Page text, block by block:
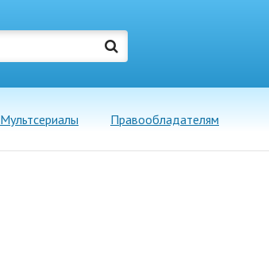
Мультсериалы Правообладателям